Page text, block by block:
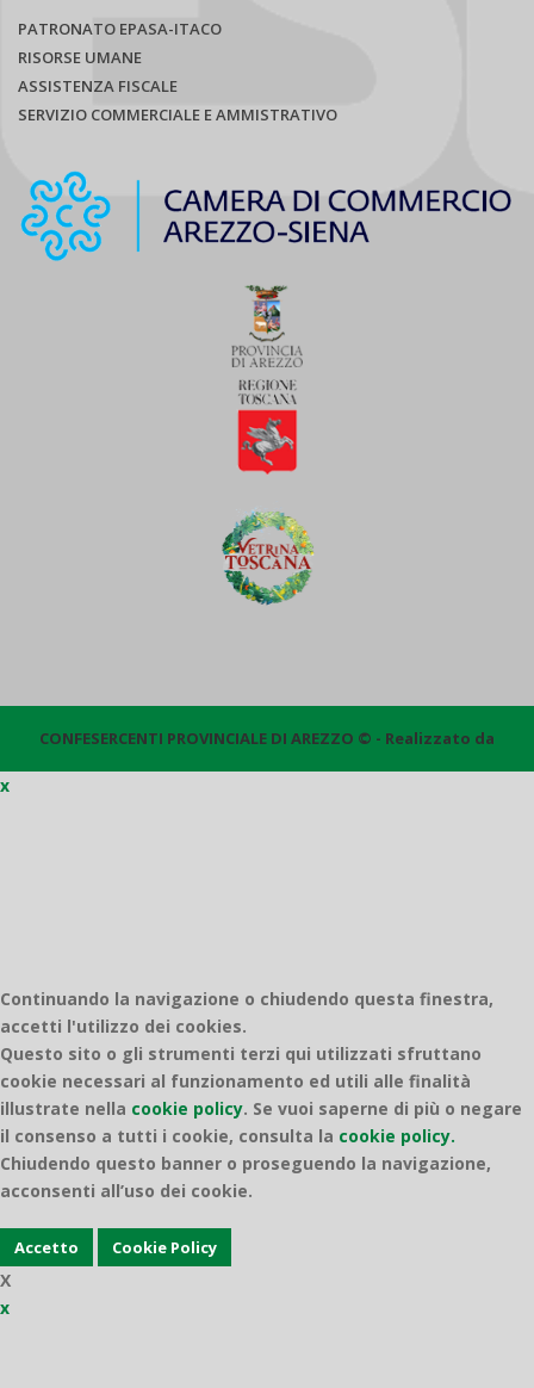
PATRONATO EPASA-ITACO
RISORSE UMANE
ASSISTENZA FISCALE
SERVIZIO COMMERCIALE E AMMISTRATIVO
CONFESERCENTI PROVINCIALE DI AREZZO © - Realizzato da
x
Continuando la navigazione o chiudendo questa finestra,
accetti l'utilizzo dei cookies.
Questo sito o gli strumenti terzi qui utilizzati sfruttano
cookie necessari al funzionamento ed utili alle finalità
illustrate nella cookie policy. Se vuoi saperne di più o negare
il consenso a tutti i cookie, consulta la cookie policy.
Chiudendo questo banner o proseguendo la navigazione,
acconsenti all’uso dei cookie.
Accetto Cookie Policy
X
x